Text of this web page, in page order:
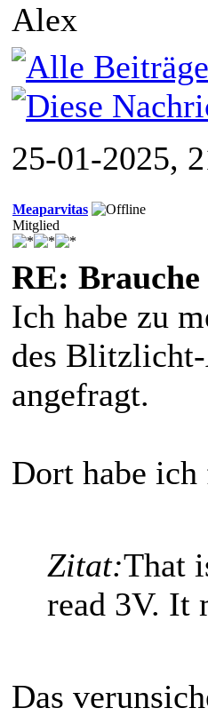
Alex
25-01-2025,
Meaparvitas
Mitglied
RE:
Ich habe zu
des Blitzlicht-
angefragt.
Dort habe
Zitat:That
read 3V. It
Das